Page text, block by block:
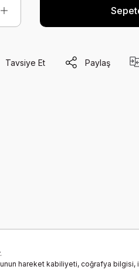
Tavsiye Et Paylaş
hareket kabiliyeti, coğrafya bilgisi,